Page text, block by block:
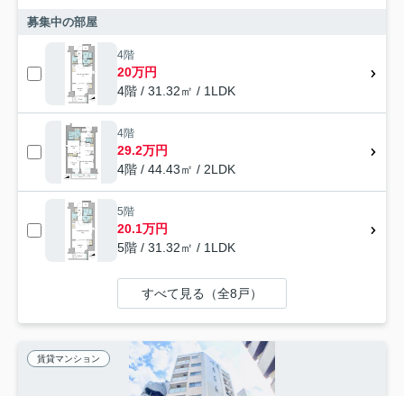
募集中の部屋
4階
20万円
4階 / 31.32㎡ / 1LDK
4階
29.2万円
4階 / 44.43㎡ / 2LDK
5階
20.1万円
5階 / 31.32㎡ / 1LDK
すべて見る（全8戸）
賃貸マンション